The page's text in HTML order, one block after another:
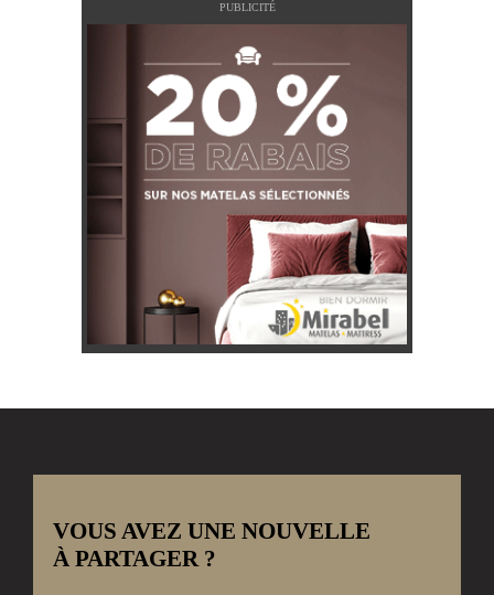
PUBLICITÉ
VOUS AVEZ UNE NOUVELLE
À PARTAGER ?